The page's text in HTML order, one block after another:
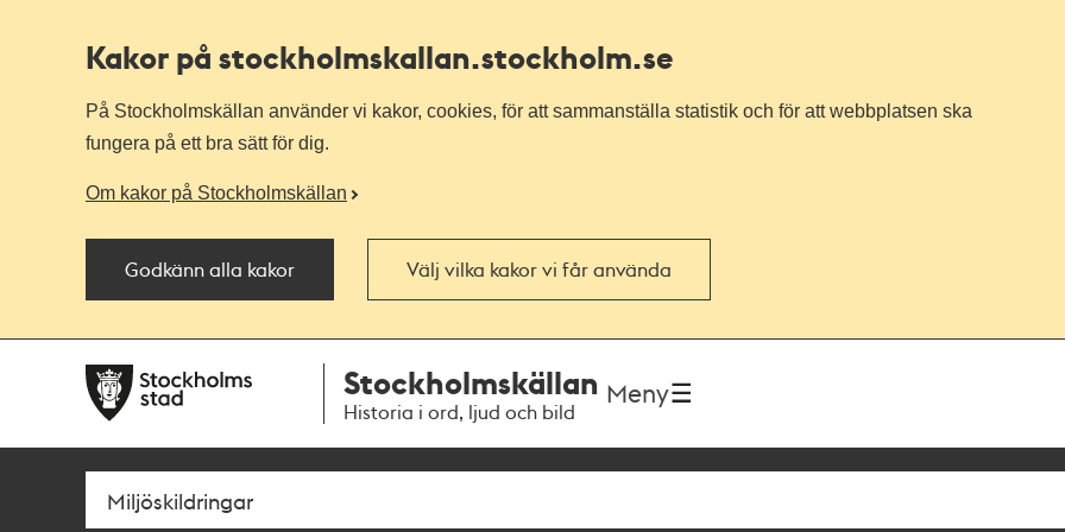
Kakor på stockholmskallan.stockholm.se
På Stockholmskällan använder vi kakor, cookies, för att sammanställa statistik och för att webbplatsen ska
fungera på ett bra sätt för dig.
Om kakor på Stockholmskällan
Godkänn alla kakor Välj vilka kakor vi får använda
navigationen
huvudinnehållet
Stockholmskällan
Historia i ord, ljud och bild
Meny
Sök